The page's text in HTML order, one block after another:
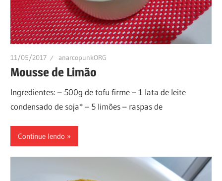
11/05/2017 anarcopunkORG
Mousse de Limão
Ingredientes: – 500g de tofu firme – 1 lata de leite
condensado de soja* – 5 limões – raspas de
Continue lendo